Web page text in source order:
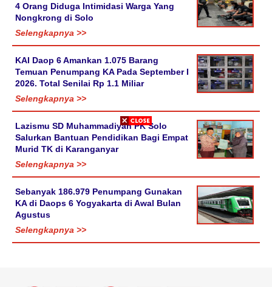
4 Orang Diduga Intimidasi Warga Yang
Nongkrong di Solo
Selengkapnya >>
KAI Daop 6 Amankan 1.075 Barang
Temuan Penumpang KA Pada September I
2026. Total Senilai Rp 1.1 Miliar
Selengkapnya >>
Lazismu SD Muhammadiyah PK Solo
Salurkan Bantuan Pendidikan Bagi Empat
Murid TK di Karanganyar
Selengkapnya >>
Sebanyak 186.979 Penumpang Gunakan
KA di Daops 6 Yogyakarta di Awal Bulan
Agustus
Selengkapnya >>